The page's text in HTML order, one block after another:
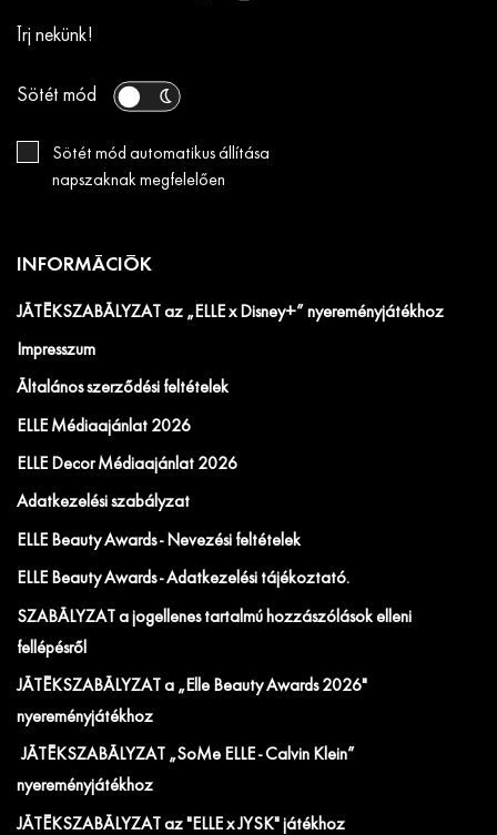
Írj nekünk!
Sötét mód
Sötét mód automatikus állítása
napszaknak megfelelően
INFORMÁCIÓK
JÁTÉKSZABÁLYZAT az „ELLE x Disney+” nyereményjátékhoz
Impresszum
Általános szerződési feltételek
ELLE Médiaajánlat 2026
ELLE Decor Médiaajánlat 2026
Adatkezelési szabályzat
ELLE Beauty Awards - Nevezési feltételek
ELLE Beauty Awards - Adatkezelési tájékoztató.
SZABÁLYZAT a jogellenes tartalmú hozzászólások elleni
fellépésről
JÁTÉKSZABÁLYZAT a „Elle Beauty Awards 2026"
nyereményjátékhoz
JÁTÉKSZABÁLYZAT „SoMe ELLE - Calvin Klein”
nyereményjátékhoz
JÁTÉKSZABÁLYZAT az "ELLE x JYSK" játékhoz